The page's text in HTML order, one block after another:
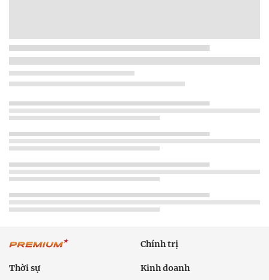
Chính trị
Thời sự Kinh doanh